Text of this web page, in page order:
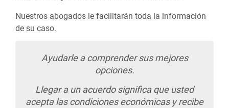
Nuestros abogados le facilitarán toda la información
de su caso.
Ayudarle a comprender sus mejores
opciones.
Llegar a un acuerdo significa que usted
acepta las condiciones económicas y recibe